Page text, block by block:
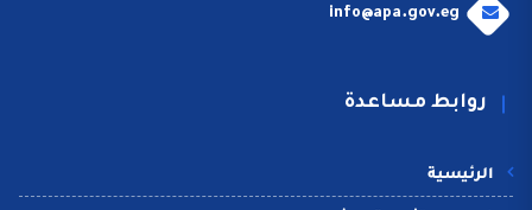
info@apa.gov.eg
روابط مساعدة
الرئيسية